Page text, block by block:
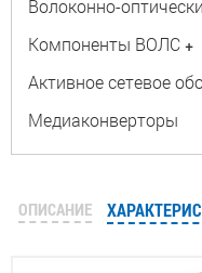
Волоконно-
Компоненты ВОЛС +
Активное сетевое
Медиаконверторы
ОПИСАНИЕ